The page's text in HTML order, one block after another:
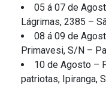
05 á 07 de
Lágrimas, 2385 –
08 á 09 de
Primavesi, S/N –
10 de Agosto –
patriotas, Ipiranga,